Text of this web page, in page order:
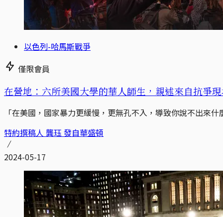
以色列-哈馬斯戰爭
僅限會員
在營地：六所美國大學的華人師生，親述來自抗爭
「在美國，國家暴力更緩慢，更無孔不入，導致你說不出來
特約撰稿人 龔珏 發自華盛頓
2024-05-17